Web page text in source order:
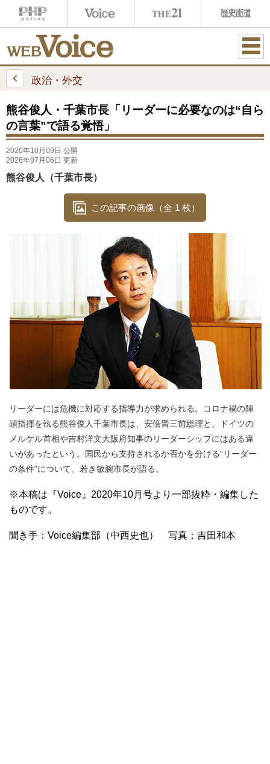
ME
政治・外交
熊谷俊人・千葉市長「リーダーに必要なのは“自ら
の言葉”で語る覚悟」
2020年10月09日 公開
2026年07月06日 更新
熊谷俊人（千葉市長）
この記事の画像（全 1 枚）
リーダーには危機に対応する指導力が求められる。コロナ禍の陣
頭指揮を執る熊谷俊人千葉市長は、安倍晋三前総理と、ドイツの
メルケル首相や吉村洋文大阪府知事のリーダーシップにはある違
いがあったという。国民から支持されるか否かを分ける“リーダー
の条件”について、若き敏腕市長が語る。
※本稿は『Voice』2020年10月号より一部抜粋・編集した
ものです。
聞き手：Voice編集部（中西史也） 写真：吉田和本